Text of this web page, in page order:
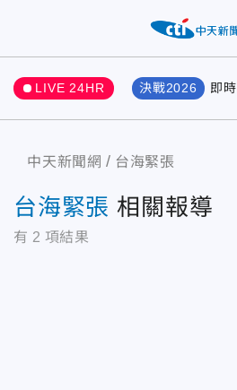
LIVE 24HR 決戰2026 即時
中天新聞網 台海緊張
台海緊張 相關報導
有 2 項結果